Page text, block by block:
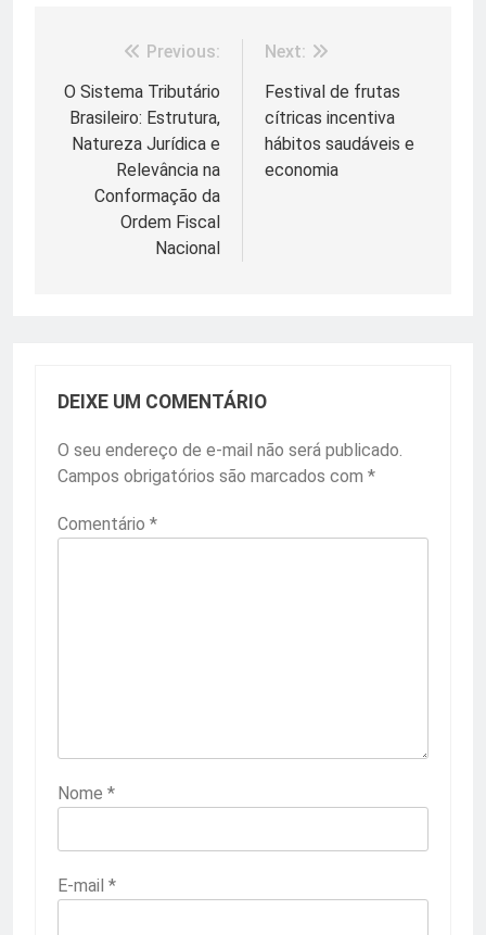
Navegação
de
Post
Previous:
O Sistema Tributário
Brasileiro: Estrutura,
Natureza Jurídica e
Relevância na
Conformação da
Ordem Fiscal
Nacional
Next:
Festival de frutas
cítricas incentiva
hábitos saudáveis e
economia
DEIXE UM COMENTÁRIO
O seu endereço de e-mail não será publicado.
Campos obrigatórios são marcados com *
Comentário *
Nome *
E-mail *